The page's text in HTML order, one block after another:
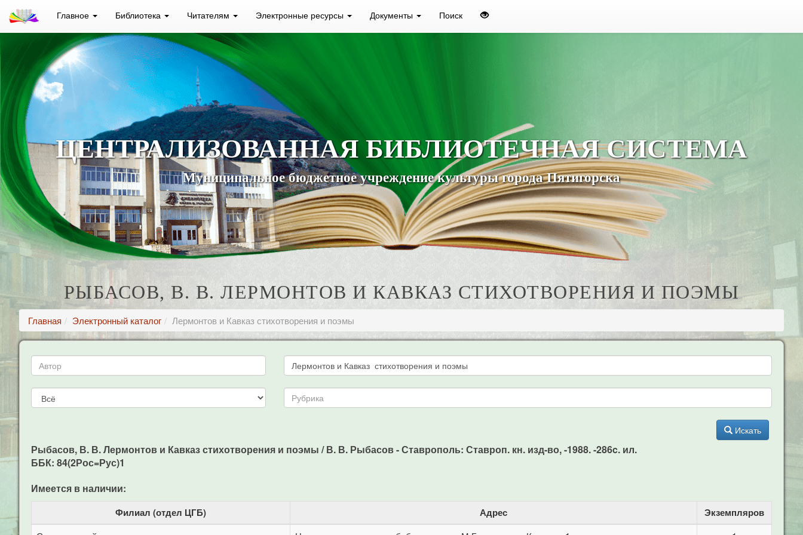
Главное Библиотека Читателям Электронные ресурсы Документы Поиск
ЦЕНТРАЛИЗОВАННАЯ БИБЛИОТЕЧНАЯ СИСТЕМА
Муниципальное бюджетное учреждение культуры города Пятигорска
РЫБАСОВ, В. В. ЛЕРМОНТОВ И КАВКАЗ СТИХОТВОРЕНИЯ И ПОЭМЫ
Главная Электронный каталог Лермонтов и Кавказ стихотворения и поэмы
Искать
Рыбасов, В. В. Лермонтов и Кавказ стихотворения и поэмы / В. В. Рыбасов - Ставрополь: Ставроп. кн. изд-во, -1988. -286c. ил.
ББК: 84(2Рос=Рус)1
Имеется в наличии:
Филиал (отдел ЦГБ) Адрес Экземпляров